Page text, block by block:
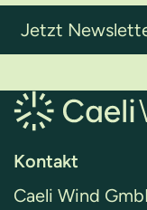
Jetzt
Kontakt
Caeli Wind